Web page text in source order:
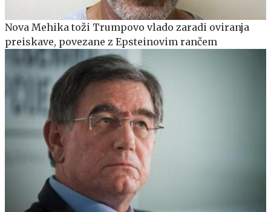
Nova Mehika toži Trumpovo vlado zaradi oviranja
preiskave, povezane z Epsteinovim rančem